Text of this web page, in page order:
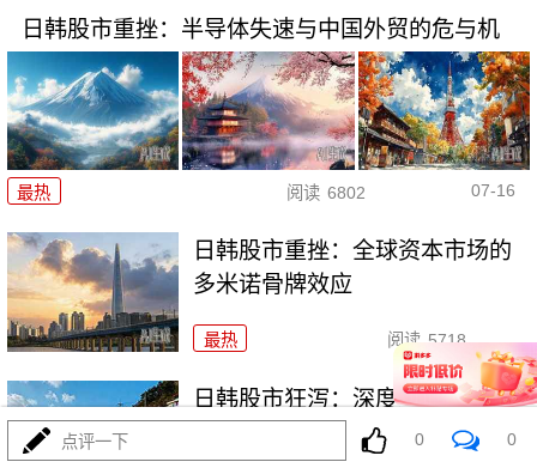
日韩股市重挫：半导体失速与中国外贸的危与机
最热 阅读 6802 07-16
日韩股市重挫：全球资本市场的
多米诺骨牌效应
最热 阅读 5718
日韩股市狂泻：深度解析与投资
点评一下 0 0